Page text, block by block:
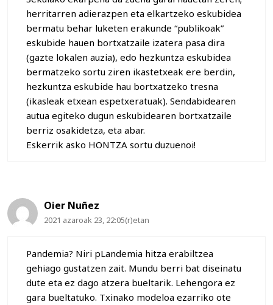
herritarren adierazpen eta elkartzeko eskubidea
bermatu behar luketen erakunde “publikoak”
eskubide hauen bortxatzaile izatera pasa dira
(gazte lokalen auzia), edo hezkuntza eskubidea
bermatzeko sortu ziren ikastetxeak ere berdin,
hezkuntza eskubide hau bortxatzeko tresna
(ikasleak etxean espetxeratuak). Sendabidearen
autua egiteko dugun eskubidearen bortxatzaile
berriz osakidetza, eta abar.
Eskerrik asko HONTZA sortu duzuenoi!
Oier Nuñez
2021 azaroak 23, 22:05(r)etan
Pandemia? Niri pLandemia hitza erabiltzea
gehiago gustatzen zait. Mundu berri bat diseinatu
dute eta ez dago atzera bueltarik. Lehengora ez
gara bueltatuko. Txinako modeloa ezarriko ote